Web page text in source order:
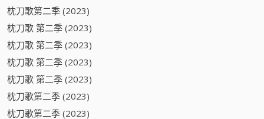
枕刀歌第二季 (2023)
枕刀歌 第二季 (2023)
枕刀歌 第二季 (2023)
枕刀歌 第二季 (2023)
枕刀歌 第二季 (2023)
枕刀歌第二季 (2023)
枕刀歌第二季 (2023)